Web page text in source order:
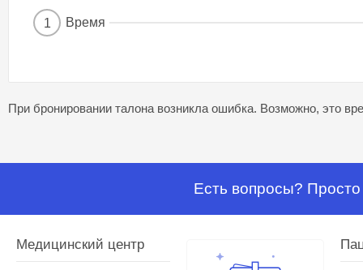
1 Время
При бронировании талона возникла ошибка. Возможно, это
Есть вопросы?
Медицинский центр